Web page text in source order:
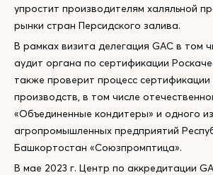
упростит производителям халяльной
рынки стран Персидского залива.
В рамках визита делегация GAC в том
аудит органа по сертификации
также проверит процесс
производств, в том числе
«Объединенные кондитеры» и одного
агропромышленных предприятий
Башкортостан «Союзпромптица».
В мае 2023 г. Центр по аккредитации